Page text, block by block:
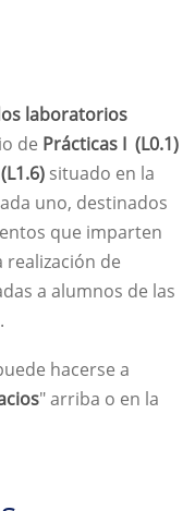
laboratorios
de Prácticas I (L0.1)
situado en la
uno, destinados
que imparten
realización de
a alumnos de las
hacerse a
" arriba o en la